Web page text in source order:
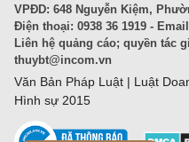
VPĐD: 648 Nguyễn Kiệm,
Điện thoại: 0938 36 1919 -
Liên hệ quảng cáo; quyền tác
thuybt@incom.vn
Văn Bản Pháp Luật | Luật
Hình sự 2015